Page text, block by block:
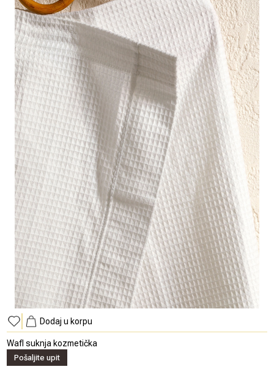
Dodaj u korpu
Wafl suknja kozmetička
Pošaljite upit